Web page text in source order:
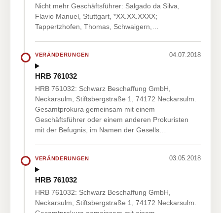
Nicht mehr Geschäftsführer: Salgado da Silva,
Flavio Manuel, Stuttgart, *XX.XX.XXXX;
Tappertzhofen, Thomas, Schwaigern,…
VERÄNDERUNGEN 04.07.2018
HRB 761032
HRB 761032: Schwarz Beschaffung GmbH,
Neckarsulm, Stiftsbergstraße 1, 74172 Neckarsulm.
Gesamtprokura gemeinsam mit einem
Geschäftsführer oder einem anderen Prokuristen
mit der Befugnis, im Namen der Gesells…
VERÄNDERUNGEN 03.05.2018
HRB 761032
HRB 761032: Schwarz Beschaffung GmbH,
Neckarsulm, Stiftsbergstraße 1, 74172 Neckarsulm.